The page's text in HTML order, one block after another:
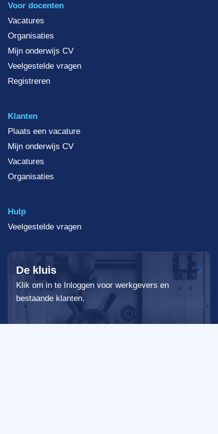
Voor docenten
Vacatures
Organisaties
Mijn onderwijs CV
Veelgestelde vragen
Registreren
Klanten
Plaats een vacature
Mijn onderwijs CV
Vacatures
Organisaties
Hulp
Veelgestelde vragen
De kluis
Klik om in te Inloggen voor werkgevers en
bestaande klanten.